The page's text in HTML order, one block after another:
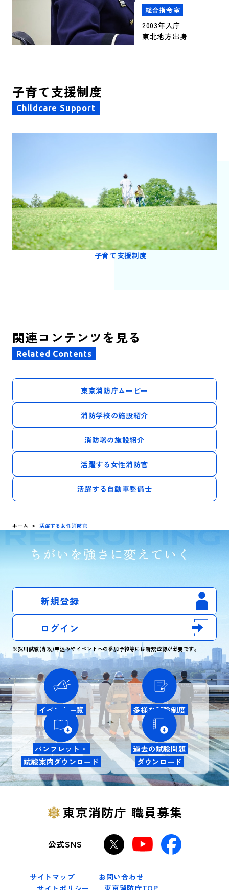
総合指令室
2003年入庁
東北地方出身
子育て支援制度
Childcare Support
子育て支援制度
関連コンテンツを見る
Related Contents
東京消防庁ムービー
消防学校の施設紹介
消防署の施設紹介
活躍する女性消防官
活躍する自動車整備士
ホーム 活躍する女性消防官
新規登録
ログイン
※採用試験(専攻)申込みやイベントへの参加予約等には新規登録が必要です。
イベント一覧 多様な試験制度
パンフレット・
試験案内ダウンロード
過去の試験問題
ダウンロード
東京消防庁 職員募集
公式SNS
サイトマップ
お問い合わせ
東京消防庁TOP